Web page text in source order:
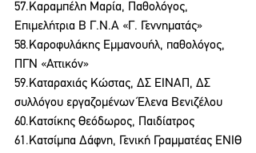
57.Καραμπέλη Μαρία, Παθολόγος,
Επιμελήτρια Β Γ.Ν.Α «Γ. Γεννηματάς»
58.Καροφυλάκης Εμμανουήλ, παθολόγος,
ΠΓΝ «Αττικόν»
59.Καταραχιάς Κώστας, ΔΣ ΕΙΝΑΠ, ΔΣ
συλλόγου εργαζομένων Έλενα Βενιζέλου
60.Κατσίκης Θεόδωρος, Παιδίατρος
61.Κατσίμπα Δάφνη, Γενική Γραμματέας ΕΝΙΘ